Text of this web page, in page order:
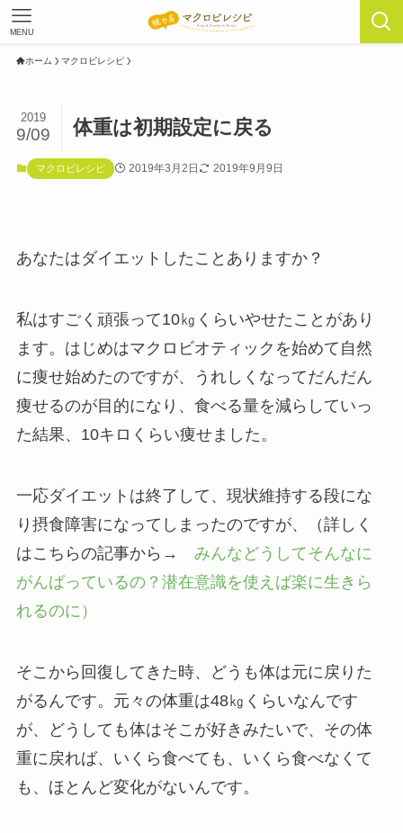
MENU
ホーム マクロビレシピ
体重は初期設定に戻る
2019
9/09
マクロビレシピ 2019年3月2日 2019年9月9日
あなたはダイエットしたことありますか？
私はすごく頑張って10㎏くらいやせたことがあり
ます。はじめはマクロビオティックを始めて自然
に痩せ始めたのですが、うれしくなってだんだん
痩せるのが目的になり、食べる量を減らしていっ
た結果、10キロくらい痩せました。
一応ダイエットは終了して、現状維持する段にな
り摂食障害になってしまったのですが、（詳しく
はこちらの記事から→ みんなどうしてそんなに
がんばっているの？潜在意識を使えば楽に生きら
れるのに）
そこから回復してきた時、どうも体は元に戻りた
がるんです。元々の体重は48㎏くらいなんです
が、どうしても体はそこが好きみたいで、その体
重に戻れば、いくら食べても、いくら食べなくて
も、ほとんど変化がないんです。